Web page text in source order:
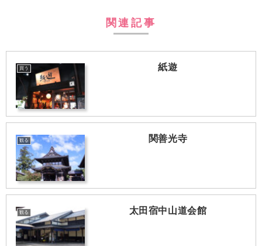
関連記事
買う 紙遊
観る 関善光寺
観る 太田宿中山道会館